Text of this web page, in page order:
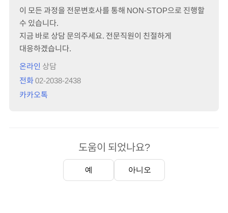
이 모든 과정을 전문변호사를 통해 NON-STOP으로 진행할
수 있습니다.
지금 바로 상담 문의주세요. 전문직원이 친절하게
대응하겠습니다.
온라인 상담
전화02-2038-2438
카카오톡
도움이 되었나요?
예 아니오